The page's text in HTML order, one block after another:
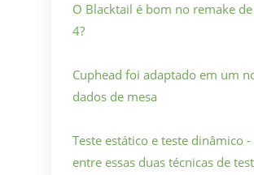
O Blacktail é bom no remake
4?
Cuphead foi adaptado em um
dados de mesa
Teste estático e teste dinâmico
entre essas duas técnicas de